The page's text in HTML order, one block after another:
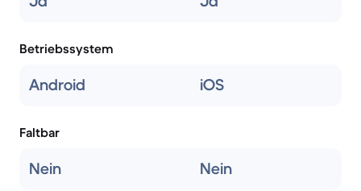
Betriebssystem
Android iOS
Faltbar
Nein Nein